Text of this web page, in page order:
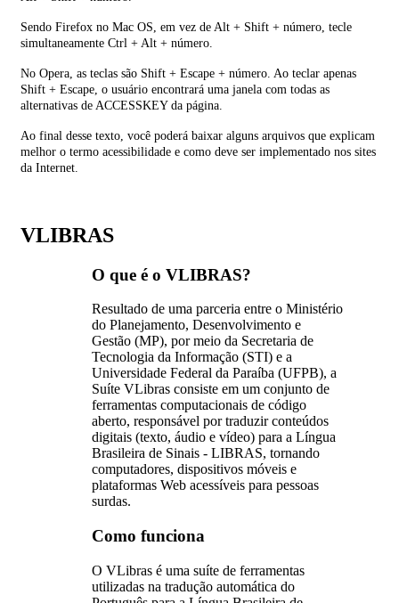
Sendo Firefox no Mac OS, em vez de Alt + Shift + número, tecle
simultaneamente Ctrl + Alt + número.
No Opera, as teclas são Shift + Escape + número. Ao teclar apenas
Shift + Escape, o usuário encontrará uma janela com todas as
alternativas de ACCESSKEY da página.
Ao final desse texto, você poderá baixar alguns arquivos que explicam
melhor o termo acessibilidade e como deve ser implementado nos sites
da Internet.
VLIBRAS
O que é o VLIBRAS?
Resultado de uma parceria entre o Ministério
do Planejamento, Desenvolvimento e
Gestão (MP), por meio da Secretaria de
Tecnologia da Informação (STI) e a
Universidade Federal da Paraíba (UFPB), a
Suíte VLibras consiste em um conjunto de
ferramentas computacionais de código
aberto, responsável por traduzir conteúdos
digitais (texto, áudio e vídeo) para a Língua
Brasileira de Sinais - LIBRAS, tornando
computadores, dispositivos móveis e
plataformas Web acessíveis para pessoas
surdas.
Como funciona
O VLibras é uma suíte de ferramentas
utilizadas na tradução automática do